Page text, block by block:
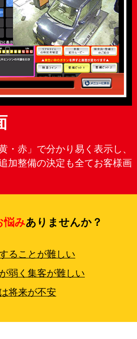
・赤」で分かり易く表示し、
加整備の決定も全てお客様画
悩みありませんか？
ることが難しい
弱く集客が難しい
将来が不安